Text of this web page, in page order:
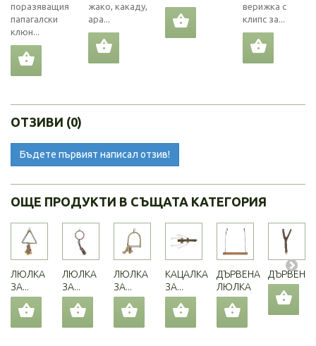
поразяващия
папагалски
клюн...
жако, какаду,
ара...
верижка с
клипс за...
ОТЗИВИ (0)
Бъдете първият написал отзив!
ОЩЕ ПРОДУКТИ В СЪЩАТА КАТЕГОРИЯ
ЛЮЛКА
ЗА...
ЛЮЛКА
ЗА...
ЛЮЛКА
ЗА...
КАЦАЛКА
ЗА...
ДЪРВЕНА
ЛЮЛКА